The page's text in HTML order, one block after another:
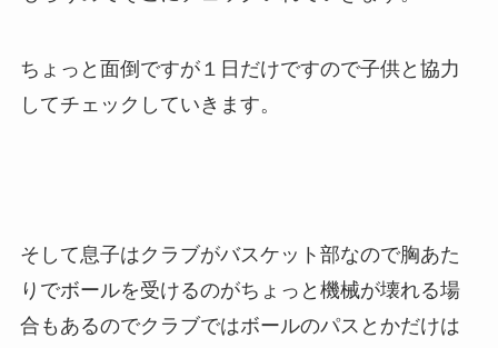
ちょっと面倒ですが１日だけですので子供と協力
してチェックしていきます。
そして息子はクラブがバスケット部なので胸あた
りでボールを受けるのがちょっと機械が壊れる場
合もあるのでクラブではボールのパスとかだけは